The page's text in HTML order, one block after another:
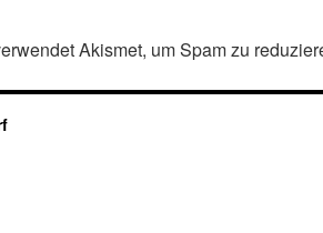
Akismet, um Spam zu